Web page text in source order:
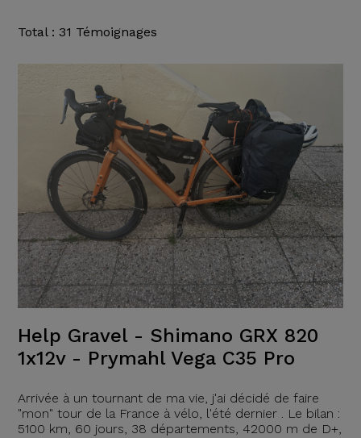
Total : 31 Témoignages
Help Gravel - Shimano GRX 820
1x12v - Prymahl Vega C35 Pro
Arrivée à un tournant de ma vie, j'ai décidé de faire
"mon" tour de la France à vélo, l'été dernier . Le bilan :
5100 km, 60 jours, 38 départements, 42000 m de D+,